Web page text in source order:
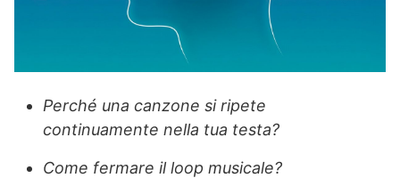
Perché una canzone si ripete
continuamente nella tua testa?
Come fermare il loop musicale?